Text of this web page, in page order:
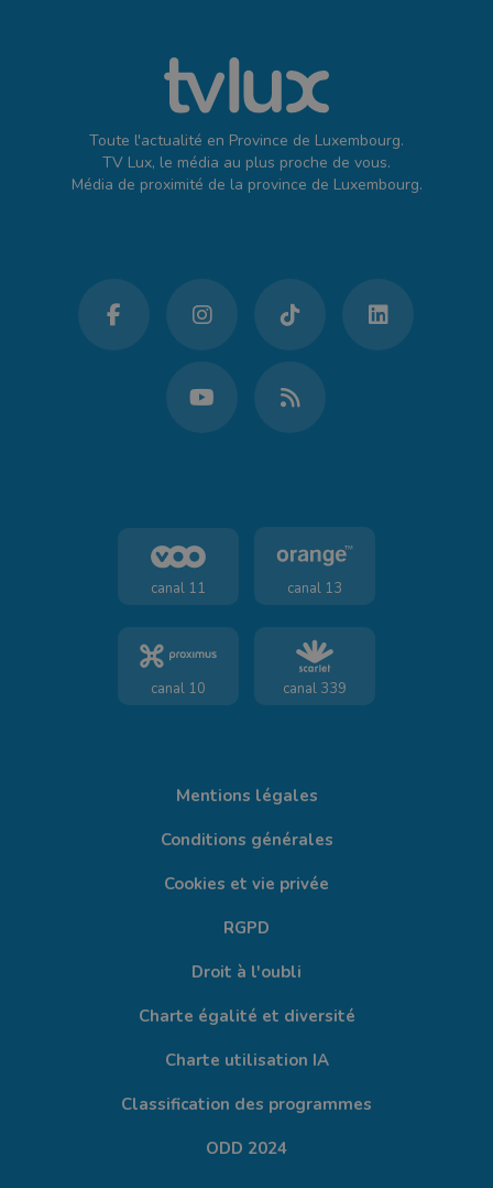
Toute l'actualité en Province de Luxembourg.
TV Lux, le média au plus proche de vous.
Média de proximité de la province de Luxembourg.
canal 11 canal 13
canal 10 canal 339
Mentions légales
Conditions générales
Cookies et vie privée
RGPD
Droit à l'oubli
Charte égalité et diversité
Charte utilisation IA
Classification des programmes
ODD 2024